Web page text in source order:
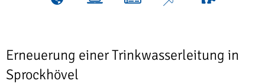
Erneuerung einer Trinkwasserleitung in
Sprockhövel